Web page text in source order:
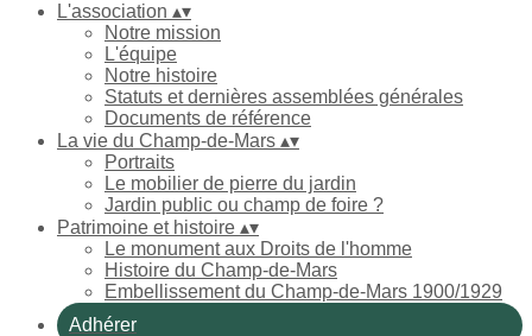
L'association ▴▾
Notre mission
L'équipe
Notre histoire
Statuts et dernières assemblées générales
Documents de référence
La vie du Champ-de-Mars ▴▾
Portraits
Le mobilier de pierre du jardin
Jardin public ou champ de foire ?
Patrimoine et histoire ▴▾
Le monument aux Droits de l'homme
Histoire du Champ-de-Mars
Embellissement du Champ-de-Mars 1900/1929
Adhérer